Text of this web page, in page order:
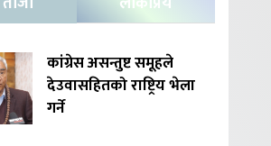
कांग्रेस असन्तुष्ट समूहले
देउवासहितको राष्ट्रिय भेला
गर्ने